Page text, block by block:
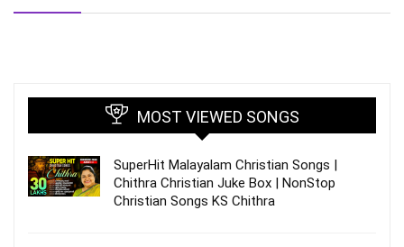
MOST VIEWED SONGS
SuperHit Malayalam Christian Songs |
Chithra Christian Juke Box | NonStop
Christian Songs KS Chithra